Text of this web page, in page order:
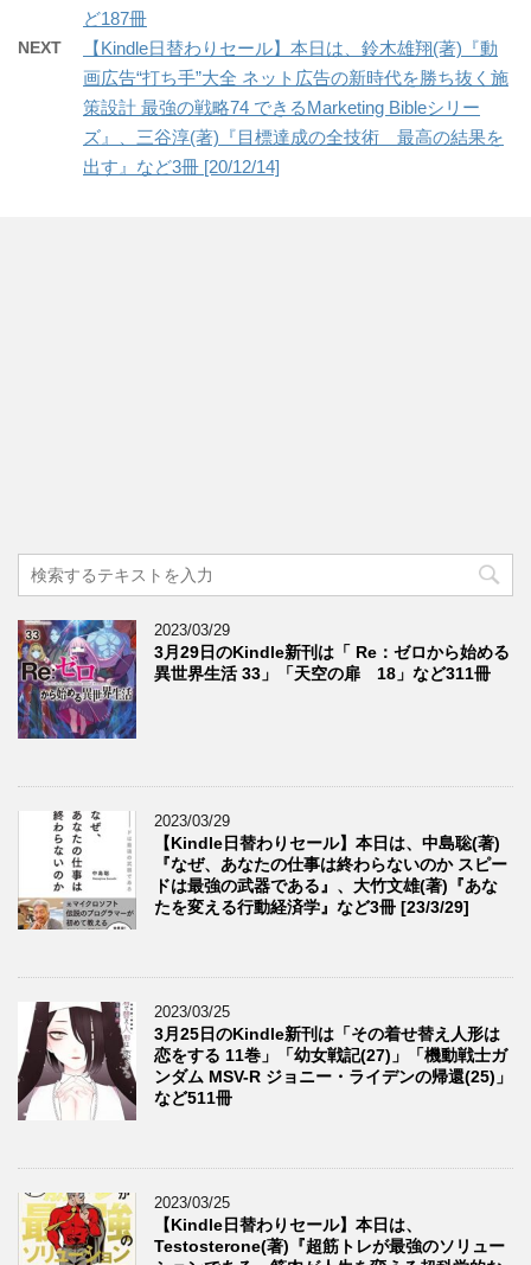
ど187冊
NEXT
【Kindle日替わりセール】本日は、鈴木雄翔(著)『動
画広告“打ち手”大全 ネット広告の新時代を勝ち抜く施
策設計 最強の戦略74 できるMarketing Bibleシリー
ズ』、三谷淳(著)『目標達成の全技術 最高の結果を
出す』など3冊 [20/12/14]
2023/03/29
3月29日のKindle新刊は「 Re：ゼロから始める
異世界生活 33」「天空の扉 18」など311冊
2023/03/29
【Kindle日替わりセール】本日は、中島聡(著)
『なぜ、あなたの仕事は終わらないのか スピー
ドは最強の武器である』、大竹文雄(著)『あな
たを変える行動経済学』など3冊 [23/3/29]
2023/03/25
3月25日のKindle新刊は「その着せ替え人形は
恋をする 11巻」「幼女戦記(27)」「機動戦士ガ
ンダム MSV-R ジョニー・ライデンの帰還(25)」
など511冊
2023/03/25
【Kindle日替わりセール】本日は、
Testosterone(著)『超筋トレが最強のソリュー